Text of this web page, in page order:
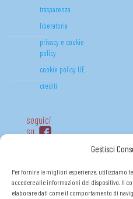
Gestisci
Per fornire le migliori esperienze, utilizziamo
accedere alle informazioni del dispositivo. Il
elaborare dati come il comportamento di
trasparenza
liberatoria
privacy e cookie
policy
cookie policy UE
crediti
seguici
su